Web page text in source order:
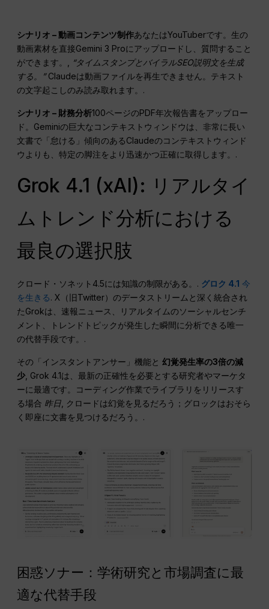
シナリオ – 動画コンテンツ制作あなたはYouTuberです。生の
動画素材を直接Gemini 3 Proにアップロードし、質問すること
ができます。,
“タイムスタンプとバイラルSEO説明文を生成
する。”Claudeは動画ファイルを再生できません。テキスト
の文字起こしのみ読み取れます。.
シナリオ – 財務分析100ページのPDF年次報告書をアップロー
ド。Geminiの巨大なコンテキストウィンドウは、非常に長い
文書で「怠ける」傾向のあるClaudeのコンテキストウィンド
ウよりも、特定の脚注をより迅速かつ正確に取得します。.
Grok 4.1 (xAI): リアルタイ
ムトレンド分析における
最良の選択肢
クロード・ソネット4.5には知識の制限がある。. グロク 4.1 今
を生きる. X（旧Twitter）のデータストリームと深く統合され
たGrokは、速報ニュース、リアルタイムのソーシャルセンチ
メント、トレンドトピックが発生した瞬間に分析できる唯一
の代替手段です。.
その「インスタントアンサー」機能と幻覚発生率の3倍の減
少 , Grok 4.1は、最新の正確性を必要とする研究者やマーケタ
ーに最適です。コーディング作業でライブラリをリリースす
る場合 昨日 , クロードは幻覚を見るだろう；グロックはおそら
く即座に文書を見つけるだろう。.
困惑ソナー：学術研究と市場調査に最
適な代替手段